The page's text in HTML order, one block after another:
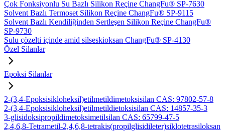
Çok Fonksiyonlu Su Bazlı Silikon Reçine ChangFu® SP-7630
Solvent Bazlı Termoset Silikon Reçine ChangFu® SP-9115
Solvent Bazlı Kendiliğinden Sertleşen Silikon Reçine ChangFu®
SP-9730
Sulu çözelti içinde amid silseskioksan ChangFu® SP-4130
Özel Silanlar
Epoksi Silanlar
2-(3,4-Epoksisikloheksil)etilmetildimetoksisilan CAS: 97802-57-8
2-(3,4-Epoksisikloheksil)etilmetildietoksisilan CAS: 14857-35-3
3-glisidoksipropildimetoksimetilsilan CAS: 65799-47-5
2,4,6,8-Tetrametil-2,4,6,8-tetrakis(propilglisidileter)siklotetrasiloksan